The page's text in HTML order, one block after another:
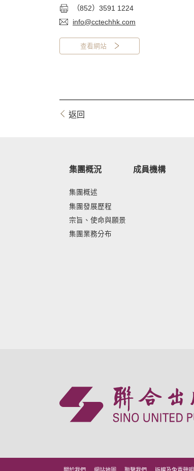
（852）3591 1224
info@cctechhk.com
查看網站
返回
集團概況
集團概述
集團發展歷程
宗旨、使命與願景
集團業務分布
成員機構